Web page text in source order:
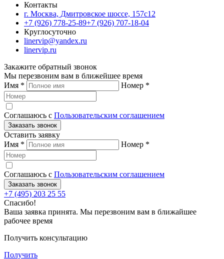
Контакты
г. Москва, Дмитровское шоссе, 157c12
+7 (926) 778-25-89+7 (926) 707-18-04
Круглосуточно
linervip@yandex.ru
linervip.ru
Закажите обратный звонок
Мы перезвоним вам в ближейшее время
Имя * Номер *
Соглашаюсь с Пользовательским соглашением
Заказать звонок
Оставить заявку
Имя * Номер *
Соглашаюсь с Пользовательским соглашением
Заказать звонок
+7 (495) 203 25 55
Спасибо!
Ваша заявка принята. Мы перезвоним вам в ближайшее
рабочее время
Получить консультацию
Получить